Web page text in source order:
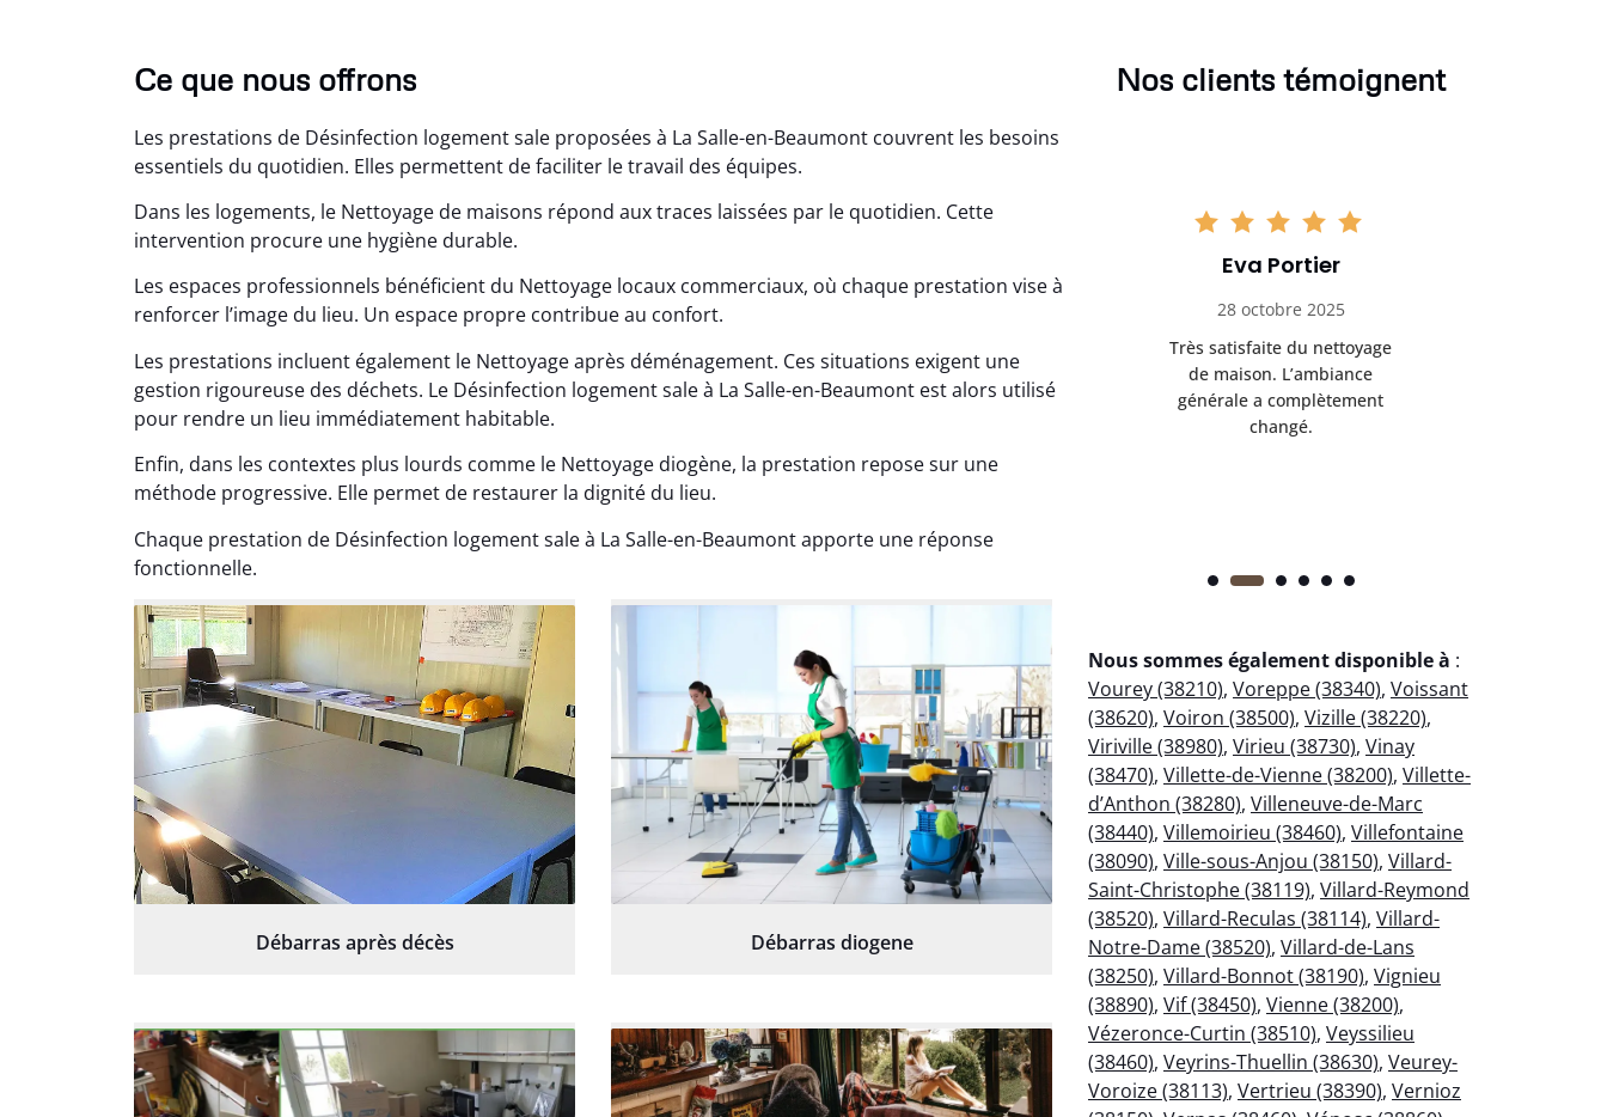
Ce que nous offrons
Les prestations de Désinfection logement sale proposées à La Salle-en-Beaumont couvrent les besoins
essentiels du quotidien. Elles permettent de faciliter le travail des équipes.
Dans les logements, le Nettoyage de maisons répond aux traces laissées par le quotidien. Cette
intervention procure une hygiène durable.
Les espaces professionnels bénéficient du Nettoyage locaux commerciaux, où chaque prestation vise à
renforcer l’image du lieu. Un espace propre contribue au confort.
Les prestations incluent également le Nettoyage après déménagement. Ces situations exigent une
gestion rigoureuse des déchets. Le Désinfection logement sale à La Salle-en-Beaumont est alors utilisé
pour rendre un lieu immédiatement habitable.
Enfin, dans les contextes plus lourds comme le Nettoyage diogène, la prestation repose sur une
méthode progressive. Elle permet de restaurer la dignité du lieu.
Chaque prestation de Désinfection logement sale à La Salle-en-Beaumont apporte une réponse
fonctionnelle.
Débarras après décès Débarras diogene
Nos clients témoignent
15 décembre 2025
très réussi. Tout a été remis
en état rapidement et
proprement.
impeccable. Une vraie
sensation de fraîcheur en
Eva Portier
28 octobre 2025
Très satisfaite du nettoyage
de maison. L’ambiance
générale a complètement
changé.
Nous sommes également disponible à :
Vourey (38210), Voreppe (38340), Voissant
(38620), Voiron (38500), Vizille (38220),
Viriville (38980), Virieu (38730), Vinay
(38470), Villette-de-Vienne (38200), Villette-
d’Anthon (38280), Villeneuve-de-Marc
(38440), Villemoirieu (38460), Villefontaine
(38090), Ville-sous-Anjou (38150), Villard-
Saint-Christophe (38119), Villard-Reymond
(38520), Villard-Reculas (38114), Villard-
Notre-Dame (38520), Villard-de-Lans
(38250), Villard-Bonnot (38190), Vignieu
(38890), Vif (38450), Vienne (38200),
Vézeronce-Curtin (38510), Veyssilieu
(38460), Veyrins-Thuellin (38630), Veurey-
Voroize (38113), Vertrieu (38390), Vernioz